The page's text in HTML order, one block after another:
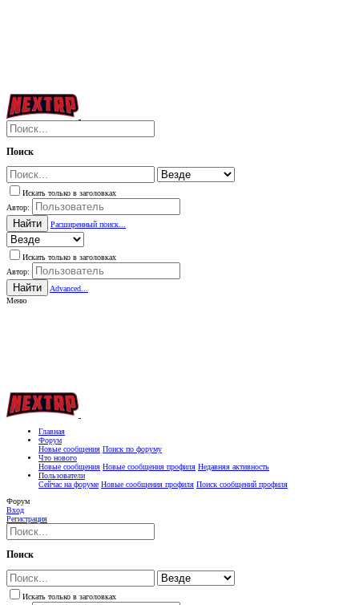
Поиск
Искать только в заголовках
Автор:
Найти Расширенный поиск...
Искать только в заголовках
Автор:
Найти
Advanced...
Меню
Главная
Форум
Новые сообщения Поиск по форуму
Что нового
Новые сообщения Новые сообщения профиля Недавняя активность
Пользователи
Сейчас на форуме Новые сообщения профиля Поиск сообщений профиля
Форум
Вход
Регистрация
Поиск
Искать только в заголовках